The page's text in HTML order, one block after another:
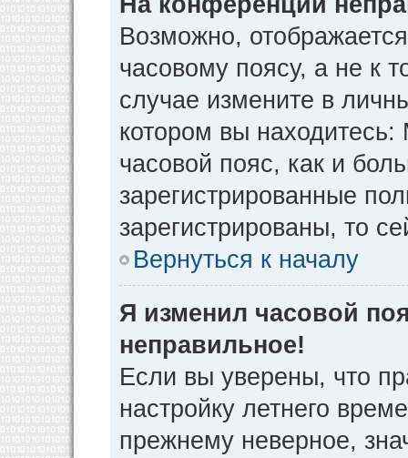
Возможно,
часовому поясу, а не к
случае измените в
котором вы находитесь:
часовой пояс, как и
зарегистрированные
зарегистрированы, то
Вернуться к началу
Я изменил часовой
неправильное!
Если вы уверены, что
настройку летнего
прежнему неверное,